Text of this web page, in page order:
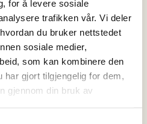
for å levere sosiale
trafikken vår. Vi deler
du bruker nettstedet
sosiale medier,
som kan kombinere den
har gjort tilgjengelig for dem,
gjennom din bruk av